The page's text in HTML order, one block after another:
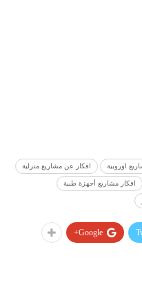
اوروبية افكار عن مشاريع منزلية
افكار مشاريع أجهزة طبية
Google+